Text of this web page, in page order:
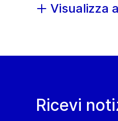
Visualizza
Ricevi